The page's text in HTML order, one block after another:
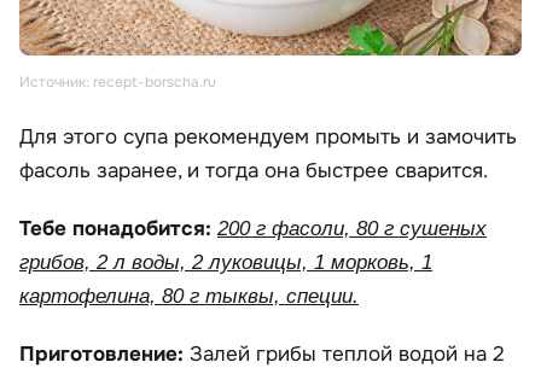
Источник: recept-borscha.ru
Для этого супа рекомендуем промыть и замочить
фасоль заранее, и тогда она быстрее сварится.
Тебе понадобится: 200 г фасоли, 80 г сушеных
грибов, 2 л воды, 2 луковицы, 1 морковь, 1
картофелина, 80 г тыквы, специи.
Приготовление: Залей грибы теплой водой на 2